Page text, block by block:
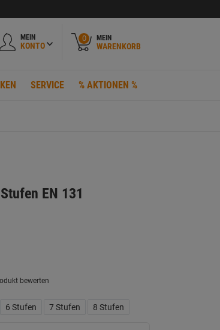
MEIN
KONTO
0 MEIN
WARENKORB
SERVICE % AKTIONEN %
EN 131
bewerten
6 Stufen 7 Stufen 8 Stufen